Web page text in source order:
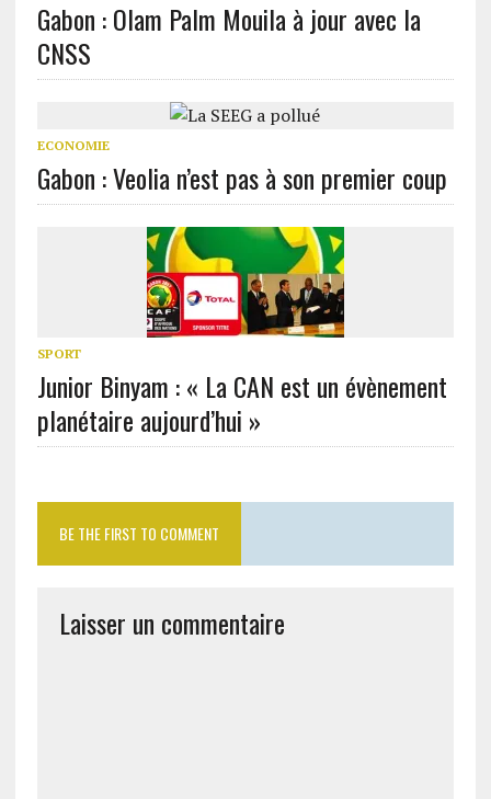
Gabon : Olam Palm Mouila à jour avec la
CNSS
ECONOMIE
Gabon : Veolia n’est pas à son premier coup
SPORT
Junior Binyam : « La CAN est un évènement
planétaire aujourd’hui »
BE THE FIRST TO COMMENT
Laisser un commentaire